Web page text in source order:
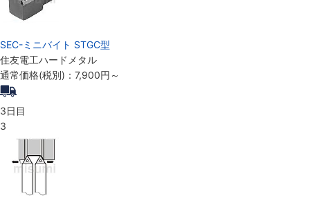
SEC-ミニバイト STGC型
住友電工ハードメタル
通常価格(税別)： 7,900円 ～
3日目
3